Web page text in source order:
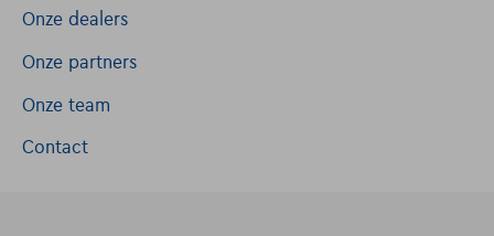
Onze dealers
Onze partners
Onze team
Contact